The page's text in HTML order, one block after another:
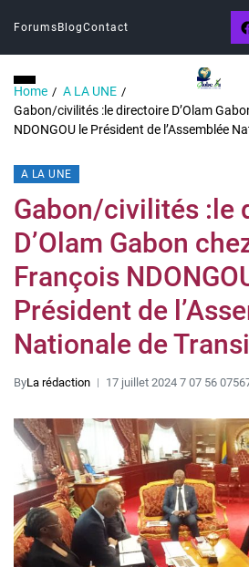
Forums BlogContact
Home
A LA UNE
Gabon/civilités :le directoire D’Olam
NDONGOU le Président de l’Assemblée
A LA UNE
Gabon/civilités :le
D’Olam Gabon
François
Président de
Nationale de
ByLa rédaction 17 juillet 2024 7 07 56